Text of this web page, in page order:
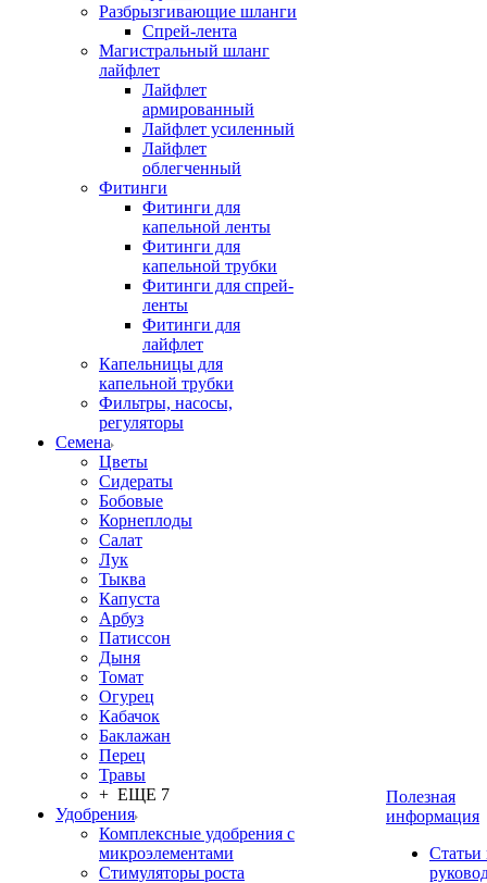
Разбрызгивающие шланги
Спрей-лента
Магистральный шланг
лайфлет
Лайфлет
армированный
Лайфлет усиленный
Лайфлет
облегченный
Фитинги
Фитинги для
капельной ленты
Фитинги для
капельной трубки
Фитинги для спрей-
ленты
Фитинги для
лайфлет
Капельницы для
капельной трубки
Фильтры, насосы,
регуляторы
Семена
Цветы
Сидераты
Бобовые
Корнеплоды
Салат
Лук
Тыква
Капуста
Арбуз
Патиссон
Дыня
Томат
Огурец
Кабачок
Баклажан
Перец
Травы
+ ЕЩЕ 7
Удобрения
Комплексные удобрения с
микроэлементами
Стимуляторы роста
Полезная
информация
Статьи